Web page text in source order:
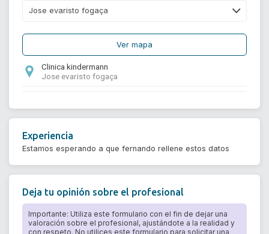
Ver mapa
Clinica kindermann
Jose evaristo fogaça
Experiencia
Estamos esperando a que fernando rellene estos datos
Deja tu opinión sobre el profesional
Importante: Utiliza este formulario con el fin de dejar una
valoración sobre el profesional, ajustándote a la realidad y
con respeto. No utilices este formulario para solicitar una